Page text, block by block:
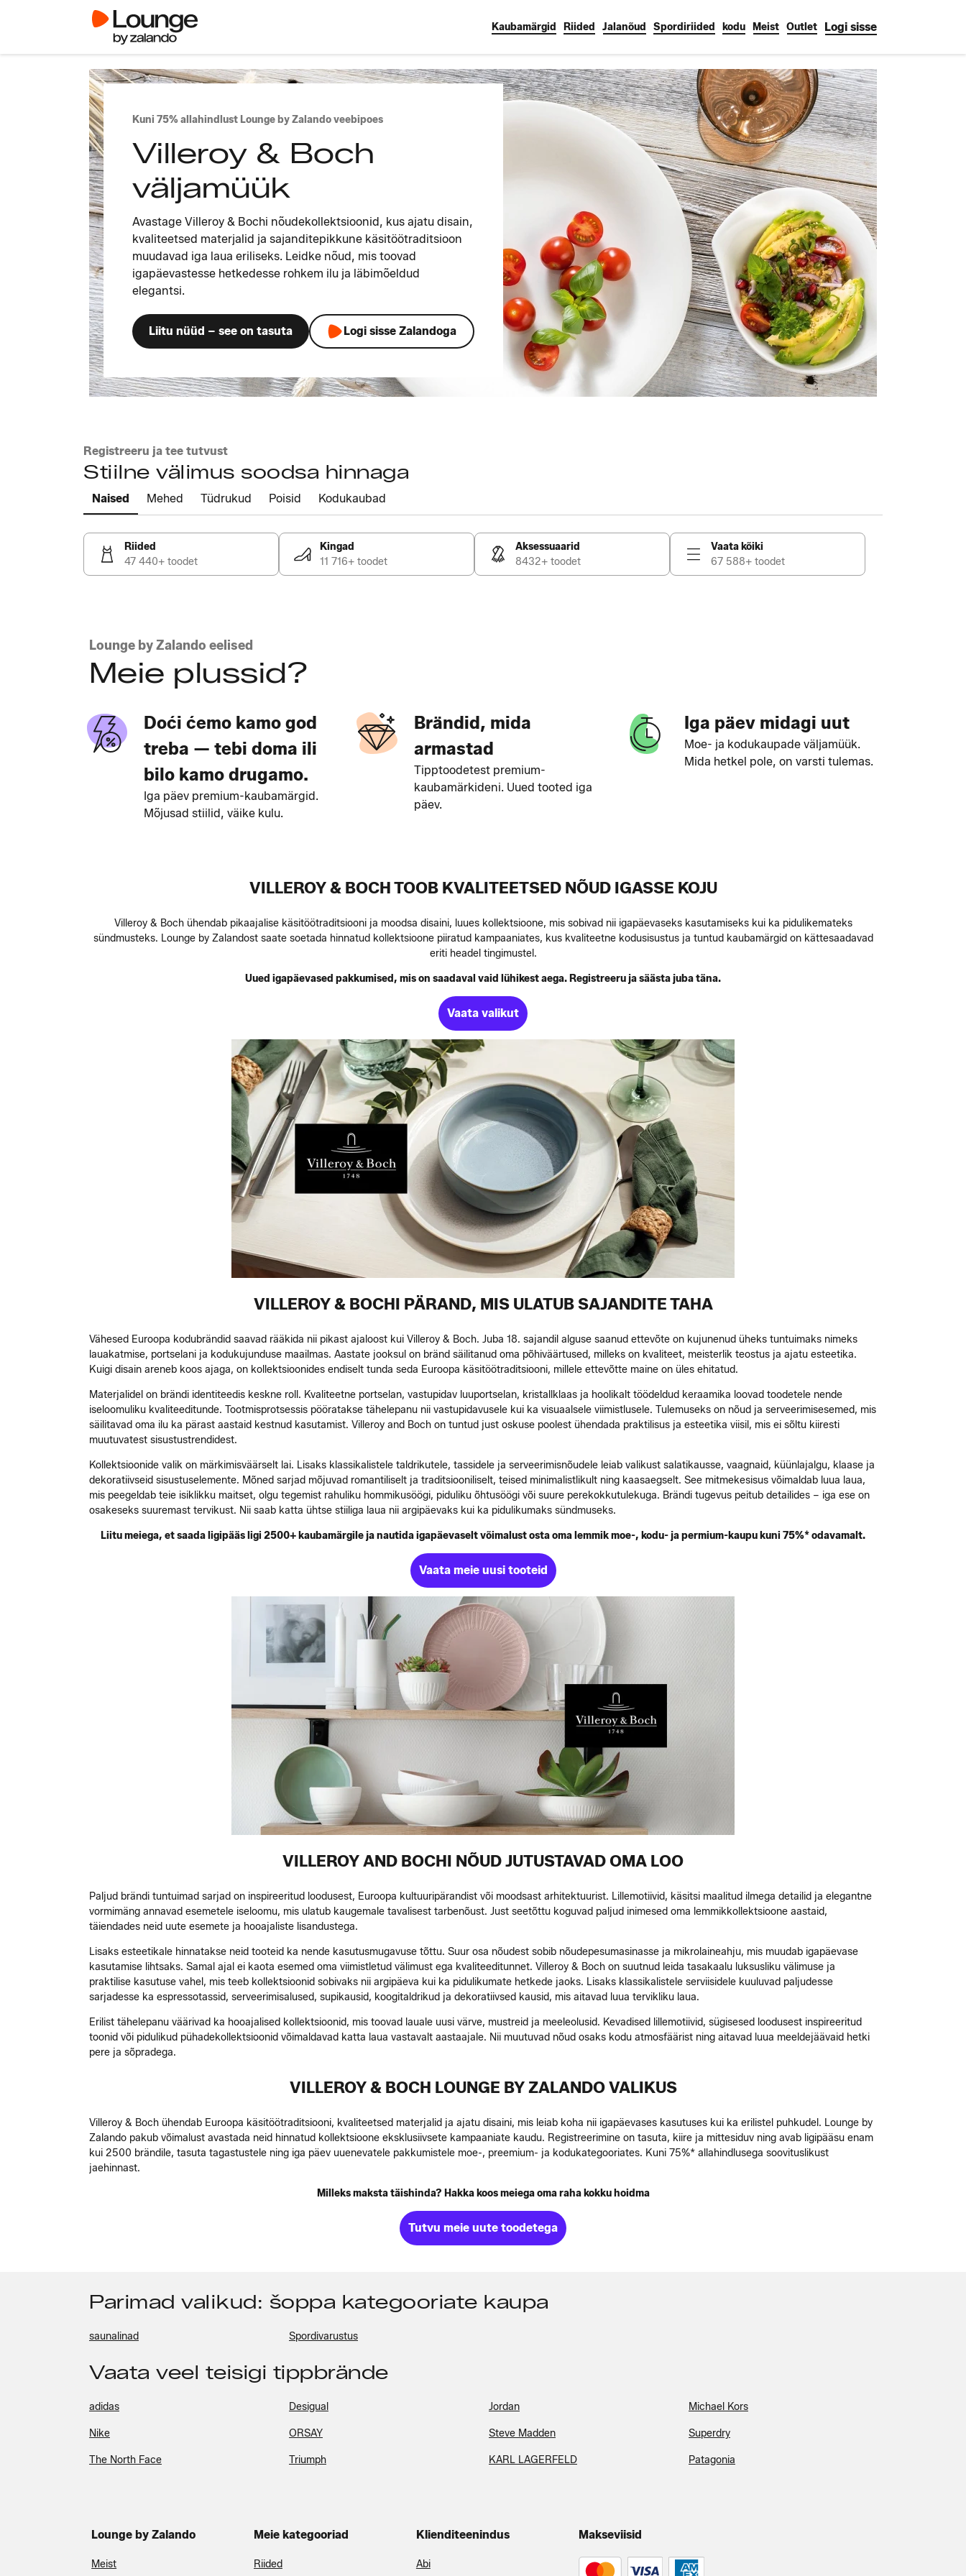
Kaubamärgid Riided Jalanõud Spordiriided kodu Meist Outlet Logi sisse
Kuni 75% allahindlust Lounge by Zalando veebipoes
Villeroy & Boch
väljamüük
Avastage Villeroy & Bochi nõudekollektsioonid, kus ajatu disain,
kvaliteetsed materjalid ja sajanditepikkune käsitöötraditsioon
muudavad iga laua eriliseks. Leidke nõud, mis toovad
igapäevastesse hetkedesse rohkem ilu ja läbimõeldud
elegantsi.
Liitu nüüd – see on tasuta Logi sisse Zalandoga
Registreeru ja tee tutvust
Stiilne välimus soodsa hinnaga
Naised Mehed Tüdrukud Poisid Kodukaubad
Riided
47 440+ toodet
Kingad
11 716+ toodet
Aksessuaarid
8432+ toodet
Vaata kõiki
67 588+ toodet
Lounge by Zalando eelised
Meie plussid?
Doći ćemo kamo god
treba — tebi doma ili
bilo kamo drugamo.
Iga päev premium-kaubamärgid.
Mõjusad stiilid, väike kulu.
Brändid, mida
armastad
Tipptoodetest premium-
kaubamärkideni. Uued tooted iga
päev.
Iga päev midagi uut
Moe- ja kodukaupade väljamüük.
Mida hetkel pole, on varsti tulemas.
VILLEROY & BOCH TOOB KVALITEETSED NÕUD IGASSE KOJU
Villeroy & Boch ühendab pikaajalise käsitöötraditsiooni ja moodsa disaini, luues kollektsioone, mis sobivad nii igapäevaseks kasutamiseks kui ka pidulikemateks
sündmusteks. Lounge by Zalandost saate soetada hinnatud kollektsioone piiratud kampaaniates, kus kvaliteetne kodusisustus ja tuntud kaubamärgid on kättesaadavad
eriti headel tingimustel.
Uued igapäevased pakkumised, mis on saadaval vaid lühikest aega. Registreeru ja säästa juba täna.
Vaata valikut
VILLEROY & BOCHI PÄRAND, MIS ULATUB SAJANDITE TAHA
Vähesed Euroopa kodubrändid saavad rääkida nii pikast ajaloost kui Villeroy & Boch. Juba 18. sajandil alguse saanud ettevõte on kujunenud üheks tuntuimaks nimeks
lauakatmise, portselani ja kodukujunduse maailmas. Aastate jooksul on bränd säilitanud oma põhiväärtused, milleks on kvaliteet, meisterlik teostus ja ajatu esteetika.
Kuigi disain areneb koos ajaga, on kollektsioonides endiselt tunda seda Euroopa käsitöötraditsiooni, millele ettevõtte maine on üles ehitatud.
Materjalidel on brändi identiteedis keskne roll. Kvaliteetne portselan, vastupidav luuportselan, kristallklaas ja hoolikalt töödeldud keraamika loovad toodetele nende
iseloomuliku kvaliteeditunde. Tootmisprotsessis pööratakse tähelepanu nii vastupidavusele kui ka visuaalsele viimistlusele. Tulemuseks on nõud ja serveerimisesemed, mis
säilitavad oma ilu ka pärast aastaid kestnud kasutamist. Villeroy and Boch on tuntud just oskuse poolest ühendada praktilisus ja esteetika viisil, mis ei sõltu kiiresti
muutuvatest sisustustrendidest.
Kollektsioonide valik on märkimisväärselt lai. Lisaks klassikalistele taldrikutele, tassidele ja serveerimisnõudele leiab valikust salatikausse, vaagnaid, küünlajalgu, klaase ja
dekoratiivseid sisustuselemente. Mõned sarjad mõjuvad romantiliselt ja traditsiooniliselt, teised minimalistlikult ning kaasaegselt. See mitmekesisus võimaldab luua laua,
mis peegeldab teie isiklikku maitset, olgu tegemist rahuliku hommikusöögi, piduliku õhtusöögi või suure perekokkutulekuga. Brändi tugevus peitub detailides – iga ese on
osakeseks suuremast tervikust. Nii saab katta ühtse stiiliga laua nii argipäevaks kui ka pidulikumaks sündmuseks.
Liitu meiega, et saada ligipääs ligi 2500+ kaubamärgile ja nautida igapäevaselt võimalust osta oma lemmik moe-, kodu- ja permium-kaupu kuni 75%* odavamalt.
Vaata meie uusi tooteid
VILLEROY AND BOCHI NÕUD JUTUSTAVAD OMA LOO
Paljud brändi tuntuimad sarjad on inspireeritud loodusest, Euroopa kultuuripärandist või moodsast arhitektuurist. Lillemotiivid, käsitsi maalitud ilmega detailid ja elegantne
vormimäng annavad esemetele iseloomu, mis ulatub kaugemale tavalisest tarbenõust. Just seetõttu koguvad paljud inimesed oma lemmikkollektsioone aastaid,
täiendades neid uute esemete ja hooajaliste lisandustega.
Lisaks esteetikale hinnatakse neid tooteid ka nende kasutusmugavuse tõttu. Suur osa nõudest sobib nõudepesumasinasse ja mikrolaineahju, mis muudab igapäevase
kasutamise lihtsaks. Samal ajal ei kaota esemed oma viimistletud välimust ega kvaliteeditunnet. Villeroy & Boch on suutnud leida tasakaalu luksusliku välimuse ja
praktilise kasutuse vahel, mis teeb kollektsioonid sobivaks nii argipäeva kui ka pidulikumate hetkede jaoks. Lisaks klassikalistele serviisidele kuuluvad paljudesse
sarjadesse ka espressotassid, serveerimisalused, supikausid, koogitaldrikud ja dekoratiivsed kausid, mis aitavad luua tervikliku laua.
Erilist tähelepanu väärivad ka hooajalised kollektsioonid, mis toovad lauale uusi värve, mustreid ja meeleolusid. Kevadised lillemotiivid, sügisesed loodusest inspireeritud
toonid või pidulikud pühadekollektsioonid võimaldavad katta laua vastavalt aastaajale. Nii muutuvad nõud osaks kodu atmosfäärist ning aitavad luua meeldejäävaid hetki
pere ja sõpradega.
VILLEROY & BOCH LOUNGE BY ZALANDO VALIKUS
Villeroy & Boch ühendab Euroopa käsitöötraditsiooni, kvaliteetsed materjalid ja ajatu disaini, mis leiab koha nii igapäevases kasutuses kui ka erilistel puhkudel. Lounge by
Zalando pakub võimalust avastada neid hinnatud kollektsioone eksklusiivsete kampaaniate kaudu. Registreerimine on tasuta, kiire ja mittesiduv ning avab ligipääsu enam
kui 2500 brändile, tasuta tagastustele ning iga päev uuenevatele pakkumistele moe-, preemium- ja kodukategooriates. Kuni 75%* allahindlusega soovituslikust
jaehinnast.
Milleks maksta täishinda? Hakka koos meiega oma raha kokku hoidma
Tutvu meie uute toodetega
Parimad valikud: šoppa kategooriate kaupa
saunalinad Spordivarustus
Vaata veel teisigi tippbrände
adidas Desigual Jordan Michael Kors
Nike ORSAY Steve Madden Superdry
The North Face Triumph KARL LAGERFELD Patagonia
Lounge by Zalando
Meist
Meie kategooriad
Riided
Klienditeenindus
Abi
Makseviisid